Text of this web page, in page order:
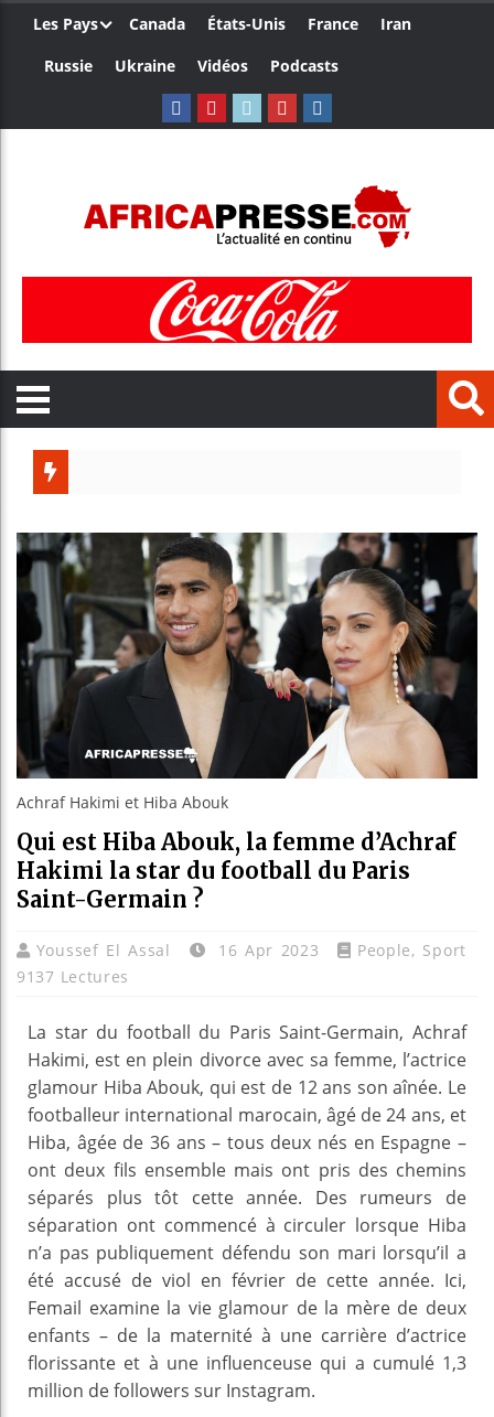
Les Pays Canada États-Unis France
Iran
Russie
Ukraine Vidéos Podcasts
Réforme
Bénin :
Aliko
Achraf Hakimi et Hiba Abouk
Qui est Hiba Abouk, la femme d’Achraf
Hakimi la star du football du Paris
Saint-Germain ?
Youssef El Assal 16 Apr 2023 People, Sport
9137 Lectures
La star du football du Paris Saint-Germain, Achraf
Hakimi, est en plein divorce avec sa femme, l’actrice
glamour Hiba Abouk, qui est de 12 ans son aînée. Le
footballeur international marocain, âgé de 24 ans, et
Hiba, âgée de 36 ans – tous deux nés en Espagne –
ont deux fils ensemble mais ont pris des chemins
séparés plus tôt cette année. Des rumeurs de
séparation ont commencé à circuler lorsque Hiba
n’a pas publiquement défendu son mari lorsqu’il a
été accusé de viol en février de cette année. Ici,
Femail examine la vie glamour de la mère de deux
enfants – de la maternité à une carrière d’actrice
florissante et à une influenceuse qui a cumulé 1,3
million de followers sur Instagram.